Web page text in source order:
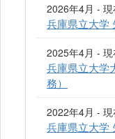
2026年4月 -
兵庫県立大学
2025年4月 -
兵庫県立大学
務）
2022年4月 -
兵庫県立大学